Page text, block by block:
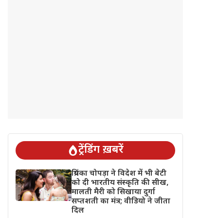
ट्रेंडिंग ख़बरें
प्रियंका चोपड़ा ने विदेश में भी बेटी
को दी भारतीय संस्कृति की सीख,
मालती मैरी को सिखाया दुर्गा
सप्तशती का मंत्र; वीडियो ने जीता
दिल